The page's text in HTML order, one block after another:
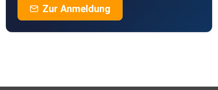
Zur Anmeldung